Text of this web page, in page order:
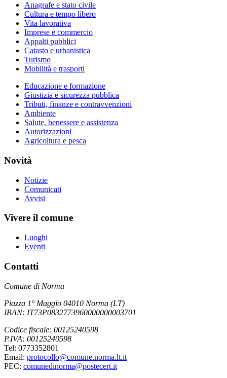
Anagrafe e stato civile
Cultura e tempo libero
Vita lavorativa
Imprese e commercio
Appalti pubblici
Catasto e urbanistica
Turismo
Mobilità e trasporti
Educazione e formazione
Giustizia e sicurezza pubblica
Tributi, finanze e contravvenzioni
Ambiente
Salute, benessere e assistenza
Autorizzazioni
Agricoltura e pesca
Novità
Notizie
Comunicati
Avvisi
Vivere il comune
Luoghi
Eventi
Contatti
Comune di Norma
Piazza 1° Maggio 04010 Norma (LT)
IBAN: IT73P0832773960000000003701
Codice fiscale: 00125240598
P.IVA: 00125240598
Tel: 0773352801
Email: protocollo@comune.norma.lt.it
PEC: comunedinorma@postecert.it